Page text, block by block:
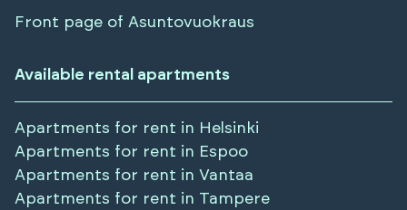
Front page of Asuntovuokraus
Available rental apartments
Apartments for rent in Helsinki
Apartments for rent in Espoo
Apartments for rent in Vantaa
Apartments for rent in Tampere